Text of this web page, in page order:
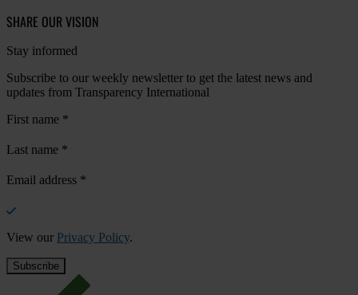
SHARE OUR VISION
Stay informed
Subscribe to our weekly newsletter to get the latest news and
updates from Transparency International
First name *
Last name *
Email address *
View our Privacy Policy.